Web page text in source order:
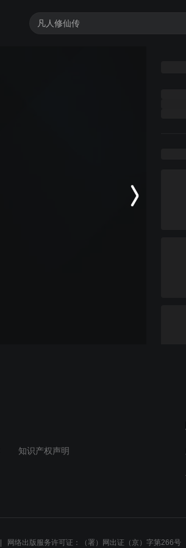
知识产权声明
网络出版服务许可证：（署）网出证（京）字第266号